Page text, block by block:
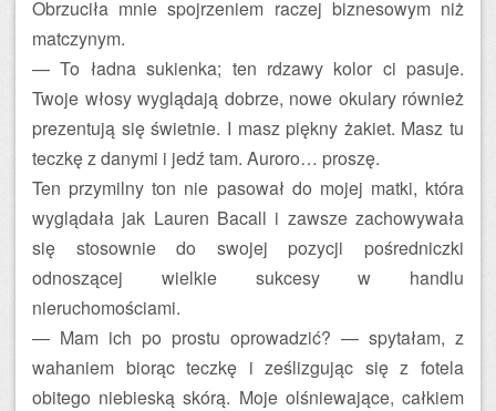
Obrzuciła mnie spojrzeniem raczej biznesowym niż
matczynym.
— To ładna sukienka; ten rdzawy kolor ci pasuje.
Twoje włosy wyglądają dobrze, nowe okulary również
prezentują się świetnie. I masz piękny żakiet. Masz tu
teczkę z danymi i jedź tam. Auroro… proszę.
Ten przymilny ton nie pasował do mojej matki, która
wyglądała jak Lauren Bacall i zawsze zachowywała
się stosownie do swojej pozycji pośredniczki
odnoszącej wielkie sukcesy w handlu
nieruchomościami.
— Mam ich po prostu oprowadzić? — spytałam, z
wahaniem biorąc teczkę i ześlizgując się z fotela
obitego niebieską skórą. Moje olśniewające, całkiem